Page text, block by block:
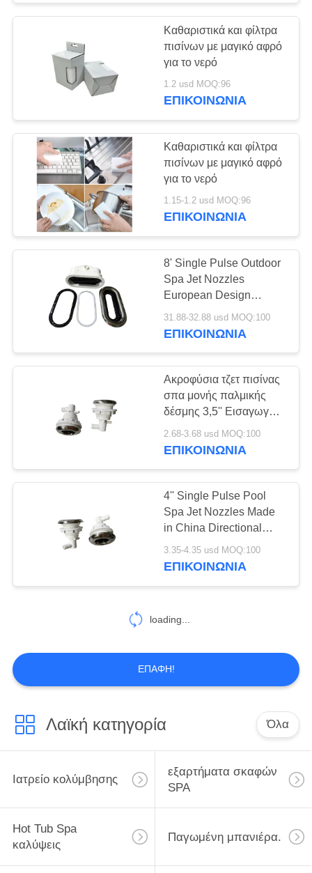
Κολυμπήστε τις
καλύψεις SPA
Ξύλινη καυτή
κάλυψη σκαφών
16
Inflatable Spa
Ανυψωτής κάλυψης
Hot Tub Spa βήματα
20
Κασέτα φίλτρων
SPA
163
Καθαριστικά και φίλτρα
πισίνων με μαγικό αφρό
για το νερό
1.2 usd MOQ:96
ΕΠΙΚΟΙΝΩΝΊΑ
Καθαριστικά και φίλτρα
πισίνων με μαγικό αφρό
για το νερό
1.15-1.2 usd MOQ:96
ΕΠΙΚΟΙΝΩΝΊΑ
8' Single Pulse Outdoor
Spa Jet Nozzles
European Design
Factory Άνοιξη του
νερού κατευθυνόμενη
31.88-32.88 usd MOQ:100
ΕΠΙΚΟΙΝΩΝΊΑ
Ακροφύσια τζετ πισίνας
σπα μονής παλμικής
δέσμης 3,5'' Εισαγωγή
κατεύθυνσης ροής για
υπαίθριο σπα,
Κατασκευασμένο στην
Κίνα
2.68-3.68 usd MOQ:100
ΕΠΙΚΟΙΝΩΝΊΑ
4'' Single Pulse Pool
Spa Jet Nozzles Made
in China Directional
Flow Inlet for Outdoor
Spa Hot Tub Swim Pool
3.35-4.35 usd MOQ:100
ΕΠΙΚΟΙΝΩΝΊΑ
loading...
ΕΠΑΦΉ!
Λαϊκή κατηγορία Όλα
Ιατρείο κολύμβησης
εξαρτήματα σκαφών
SPA
Hot Tub Spa
καλύψεις
Παγωμένη μπανιέρα.